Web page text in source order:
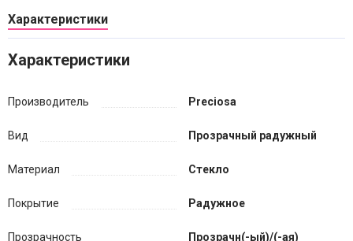
Характеристики
Характеристики
Производитель Preciosa
Вид Прозрачный радужный
Материал Стекло
Покрытие Радужное
Прозрачность Прозрачн(-ый)/(-ая)